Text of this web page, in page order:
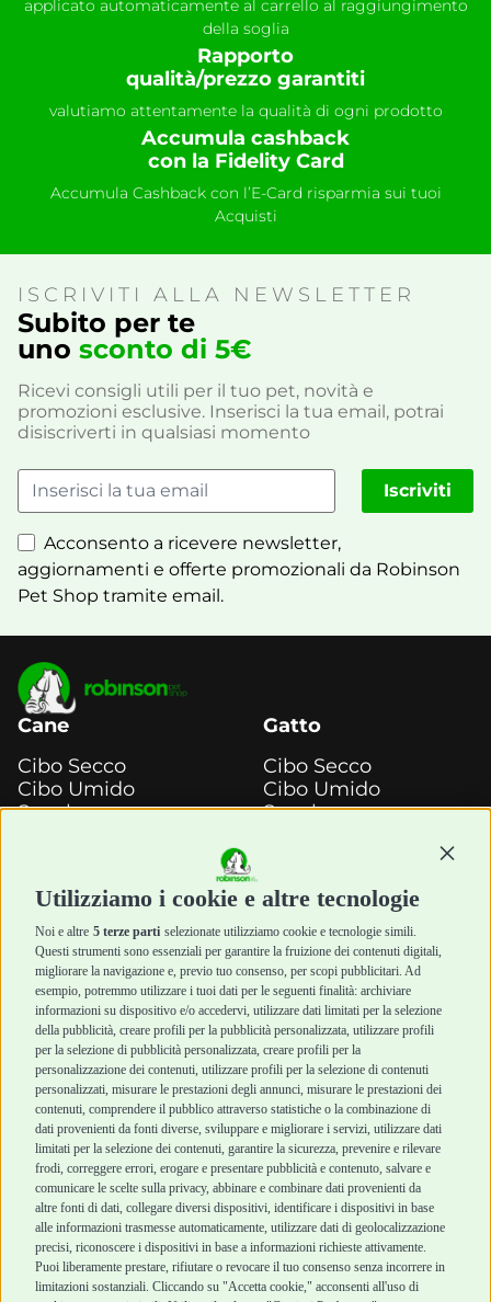
Utilizziamo i cookie e altre tecnologie
Noi e altre 5 terze parti selezionate utilizziamo cookie e tecnologie simili.
Questi strumenti sono essenziali per garantire la fruizione dei contenuti digitali,
migliorare la navigazione e, previo tuo consenso, per scopi pubblicitari. Ad
esempio, potremmo utilizzare i tuoi dati per le seguenti finalità: archiviare
informazioni su dispositivo e/o accedervi, utilizzare dati limitati per la selezione
della pubblicità, creare profili per la pubblicità personalizzata, utilizzare profili
per la selezione di pubblicità personalizzata, creare profili per la
personalizzazione dei contenuti, utilizzare profili per la selezione di contenuti
personalizzati, misurare le prestazioni degli annunci, misurare le prestazioni dei
contenuti, comprendere il pubblico attraverso statistiche o la combinazione di
dati provenienti da fonti diverse, sviluppare e migliorare i servizi, utilizzare dati
limitati per la selezione dei contenuti, garantire la sicurezza, prevenire e rilevare
frodi, correggere errori, erogare e presentare pubblicità e contenuto, salvare e
comunicare le scelte sulla privacy, abbinare e combinare dati provenienti da
altre fonti di dati, collegare diversi dispositivi, identificare i dispositivi in base
alle informazioni trasmesse automaticamente, utilizzare dati di geolocalizzazione
precisi, riconoscere i dispositivi in base a informazioni richieste attivamente.
Puoi liberamente prestare, rifiutare o revocare il tuo consenso senza incorrere in
limitazioni sostanziali. Cliccando su "Accetta cookie," acconsenti all'uso di
applicato automaticamente al carrello al raggiungimento
della soglia
Rapporto
qualità/prezzo garantiti
valutiamo attentamente la qualità di ogni prodotto
Accumula cashback
con la Fidelity Card
Accumula Cashback con l’E-Card risparmia sui tuoi
Acquisti
ISCRIVITI ALLA NEWSLETTER
Subito per te
uno sconto di 5€
Ricevi consigli utili per il tuo pet, novità e
promozioni esclusive. Inserisci la tua email, potrai
disiscriverti in qualsiasi momento
Acconsento a ricevere newsletter,
aggiornamenti e offerte promozionali da Robinson
Pet Shop tramite email.
Iscriviti
Cane
Cibo Secco
Cibo Umido
Snack e
Igiene e Pulizia
Accessori
Cani Mini
Top Quality
Gatto
Cibo Secco
Cibo Umido
Snack e
Igiene e Pulizia
Accessori
Top Quality
Robinson Pet Shop
Chi siamo
Punti vendita
Marchi
Blog
Assistenza Robinson
Pet Shop
Offerte
Promozioni
Recensioni Feedaty
Acquisti sicuri
Termini e condizioni
di vendita
Cashback
Metodi di
pagamento
Recesso e Reso
Spedizioni